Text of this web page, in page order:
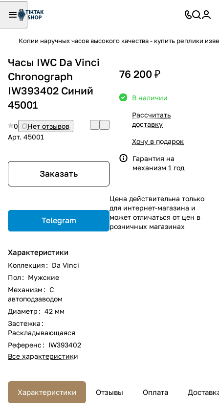
Копии наручных часов высокого качества - купить реплики
Часы IWC Da Vinci
Chronograph
IW393402 Синий
45001
0
Нет отзывов
Арт. 45001
Заказать
Telegram
Характеристики
Коллекция : Da Vinci
Пол : Мужские
Механизм : С
автоподзаводом
Диаметр : 42 мм
Застежка :
Раскладывающаяся
Референс : IW393402
Все характеристики
76 200 ₽
В наличии
Рассчитать
доставку
Хочу в подарок
Гарантия на
механизм 1 год
Цена действительна только
для интернет-магазина и
может отличаться от цен в
розничных магазинах
Характеристики Отзывы Оплата